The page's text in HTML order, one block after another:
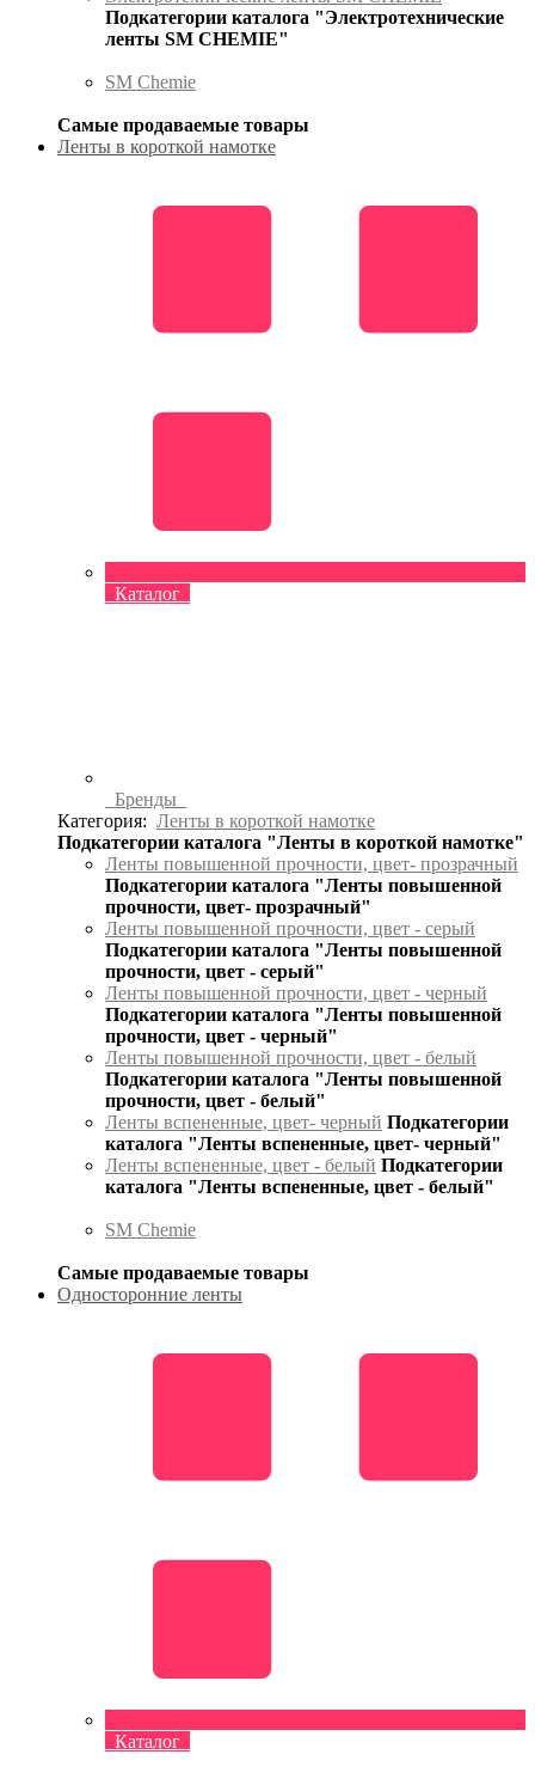
Подкатегории каталога "Электротехнические
ленты SM CHEMIE"
SM Chemie
Самые продаваемые товары
Ленты в короткой намотке
Каталог
Бренды
Категория: Ленты в короткой намотке
Подкатегории каталога "Ленты в короткой намотке"
Ленты повышенной прочности, цвет- прозрачный
Подкатегории каталога "Ленты повышенной
прочности, цвет- прозрачный"
Ленты повышенной прочности, цвет - серый
Подкатегории каталога "Ленты повышенной
прочности, цвет - серый"
Ленты повышенной прочности, цвет - черный
Подкатегории каталога "Ленты повышенной
прочности, цвет - черный"
Ленты повышенной прочности, цвет - белый
Подкатегории каталога "Ленты повышенной
прочности, цвет - белый"
Ленты вспененные, цвет- черный Подкатегории
каталога "Ленты вспененные, цвет- черный"
Ленты вспененные, цвет - белый Подкатегории
каталога "Ленты вспененные, цвет - белый"
SM Chemie
Самые продаваемые товары
Односторонние ленты
Каталог